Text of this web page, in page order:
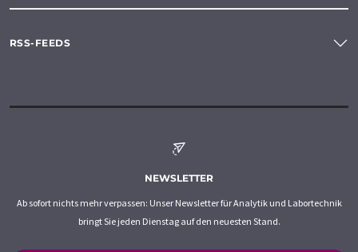
RSS-FEEDS
NEWSLETTER
Ab sofort nichts mehr verpassen: Unser Newsletter für Analytik und Labortechnik
bringt Sie jeden Dienstag auf den neuesten Stand.